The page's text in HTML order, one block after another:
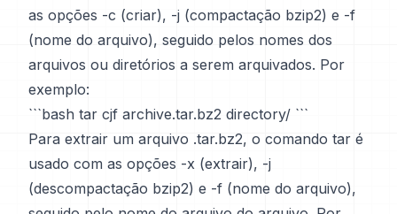
as opções -c (criar), -j (compactação bzip2) e -f
(nome do arquivo), seguido pelos nomes dos
arquivos ou diretórios a serem arquivados. Por
exemplo:
```bash tar cjf archive.tar.bz2 directory/ ```
Para extrair um arquivo .tar.bz2, o comando tar é
usado com as opções -x (extrair), -j
(descompactação bzip2) e -f (nome do arquivo),